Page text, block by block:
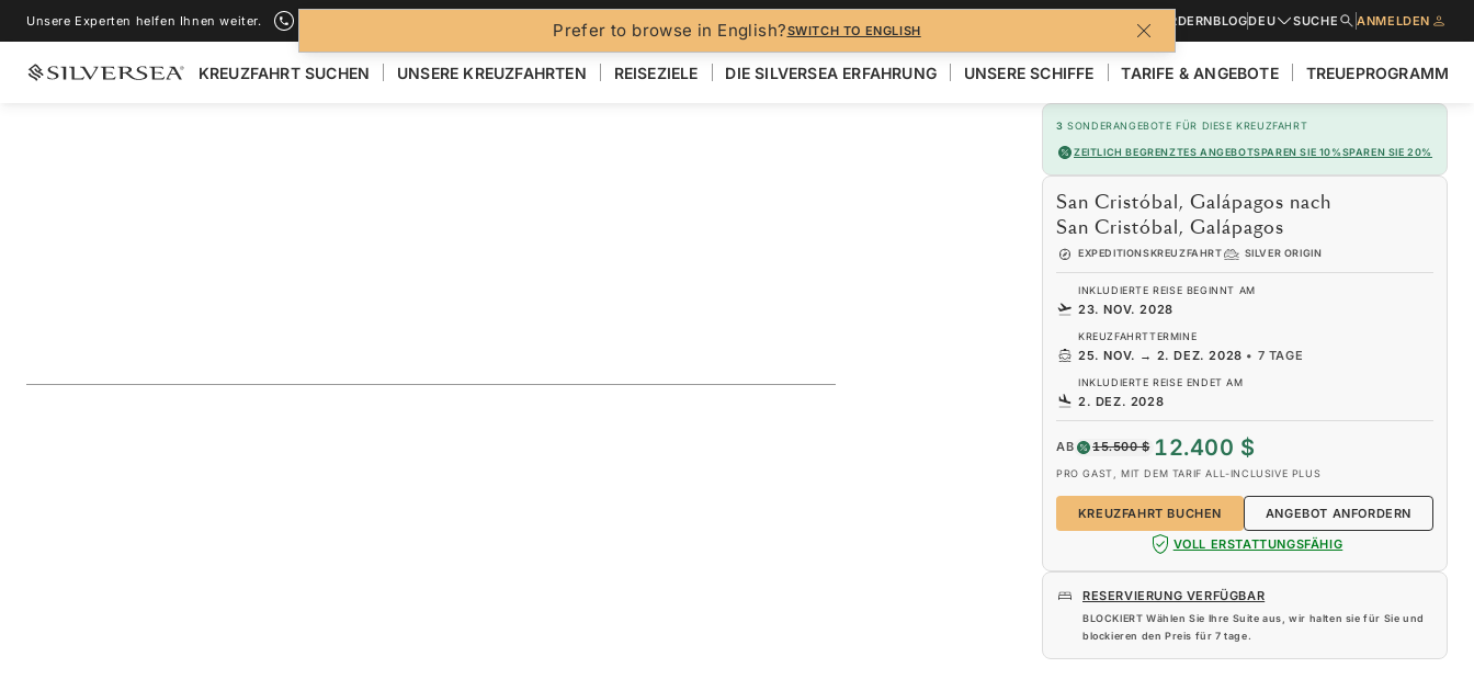
Prefer to browse in English?SWITCH TO ENGLISH
Unsere Experten helfen Ihnen weiter. ANGEBOT ANFORDERNBLOGDEU SUCHE ANMELDEN
KREUZFAHRT SUCHEN UNSERE KREUZFAHRTEN REISEZIELE DIE SILVERSEA ERFAHRUNG UNSERE SCHIFFE TARIFE & ANGEBOTE TREUEPROGRAMM
3 SONDERANGEBOTE FÜR DIESE KREUZFAHRT
ZEITLICH BEGRENZTES ANGEBOTSPAREN SIE 10%SPAREN SIE 20%
San Cristóbal, Galápagos nach
San Cristóbal, Galápagos
EXPEDITIONSKREUZFAHRT SILVER ORIGIN
INKLUDIERTE REISE BEGINNT AM
23. NOV. 2028
KREUZFAHRTTERMINE
25. NOV. → 2. DEZ. 2028 • 7 TAGE
INKLUDIERTE REISE ENDET AM
2. DEZ. 2028
AB 15.500 $ 12.400 $
PRO GAST, MIT DEM TARIF ALL-INCLUSIVE PLUS
KREUZFAHRT BUCHEN
ANGEBOT ANFORDERN
VOLL ERSTATTUNGSFÄHIG
RESERVIERUNG VERFÜGBAR
BLOCKIERT Wählen Sie Ihre Suite aus, wir halten sie für Sie und
blockieren den Preis für 7 tage.